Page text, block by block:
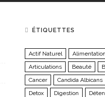
ÉTIQUETTES
Actif Naturel Alimentation
Articulations
Beauté
Cancer
Candida Albicans
Detox
Digestion